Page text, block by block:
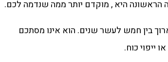
הראשונה היא , מוקדם יותר ממה שנדמה לכם.
בין חמש לעשר שנים. הוא אינו מסתכם
ייפוי כוח.